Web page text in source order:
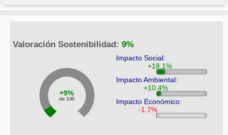
Valoración Sostenibilidad: 9%
9%
de 100
Impacto Social:
Impacto Ambiental:
Impacto Económico: